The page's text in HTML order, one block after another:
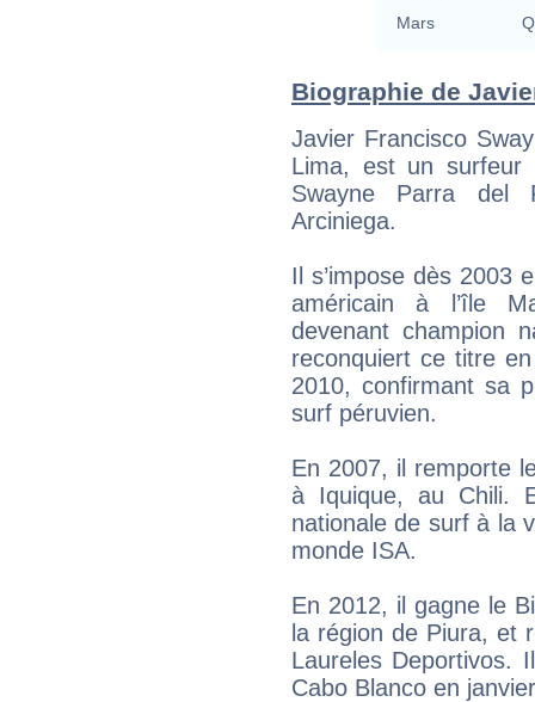
Mars
Biographie de
Javier Francisco
Lima, est un
Swayne Parra del
Arciniega.
Il s’impose dès 2003
américain à l’île
devenant champion
reconquiert ce titre
2010, confirmant sa
surf péruvien.
En 2007, il remporte
à Iquique, au Chili.
nationale de surf à la
monde ISA.
En 2012, il gagne le
la région de Piura, et
Laureles Deportivos.
Cabo Blanco en